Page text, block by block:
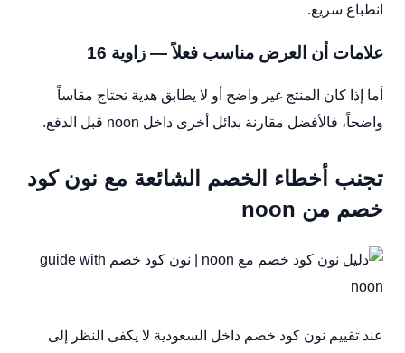
انطباع سريع.
علامات أن العرض مناسب فعلاً — زاوية 16
أما إذا كان المنتج غير واضح أو لا يطابق هدية تحتاج مقاساً
واضحاً، فالأفضل مقارنة بدائل أخرى داخل noon قبل الدفع.
تجنب أخطاء الخصم الشائعة مع نون كود
خصم من noon
عند تقييم نون كود خصم داخل السعودية لا يكفى النظر إلى